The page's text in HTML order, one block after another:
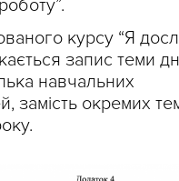
курсу “Я
запис теми
навчальних
замість окремих